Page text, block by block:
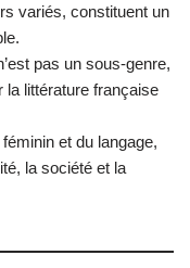
variés, constituent un
pas un sous-genre,
la littérature française
et du langage,
la société et la